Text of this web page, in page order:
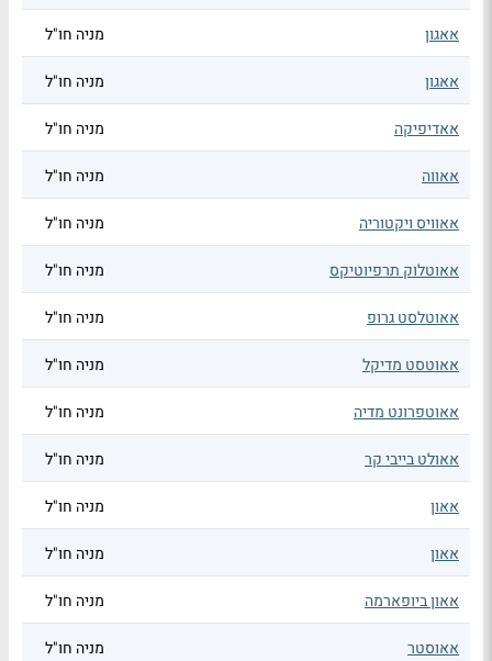
אאגון מניה חו"ל
אאגון מניה חו"ל
אאדיפיקה מניה חו"ל
אאווה מניה חו"ל
אאוויס ויקטוריה מניה חו"ל
אאוטלוק תרפיוטיקס מניה חו"ל
אאוטלסט גרופ מניה חו"ל
אאוטסט מדיקל מניה חו"ל
אאוטפרונט מדיה מניה חו"ל
אאולט בייבי קר מניה חו"ל
אאון מניה חו"ל
אאון מניה חו"ל
אאון ביופארמה מניה חו"ל
אאוסטר מניה חו"ל